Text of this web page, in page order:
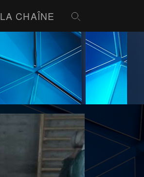
LA CHAÎNE